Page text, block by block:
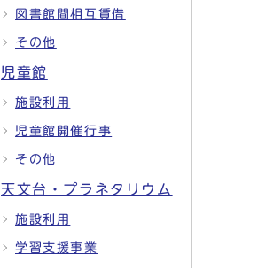
図書館間相互賃借
その他
児童館
施設利用
児童館開催行事
その他
天文台・プラネタリウム
施設利用
学習支援事業